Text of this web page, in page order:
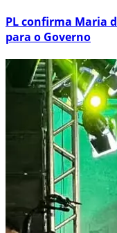
PL confirma Maria
para o Governo